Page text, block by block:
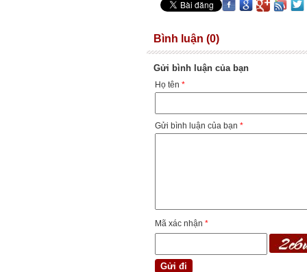
Bình luận (0)
Gửi bình luận của bạn
Họ tên *
Gửi bình luận của bạn *
Mã xác nhận *